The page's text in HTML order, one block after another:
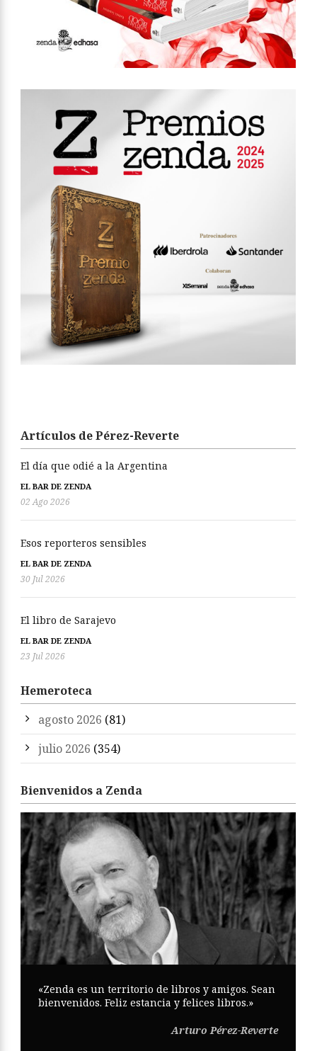
Artículos de Pérez-Reverte
El día que odié a la Argentina
EL BAR DE ZENDA
02 Ago 2026
Esos reporteros sensibles
EL BAR DE ZENDA
30 Jul 2026
El libro de Sarajevo
EL BAR DE ZENDA
23 Jul 2026
Hemeroteca
agosto 2026 (81)
julio 2026 (354)
Bienvenidos a Zenda
«Zenda es un territorio de libros y amigos. Sean
bienvenidos. Feliz estancia y felices libros.»
Arturo Pérez-Reverte